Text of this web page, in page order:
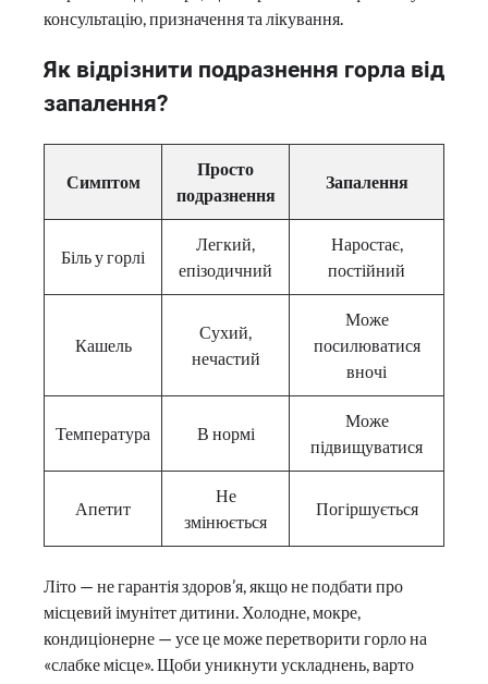
консультацію, призначення та лікування.
Як відрізнити подразнення горла від
запалення?
Симптом
Просто
подразнення
Запалення
Біль у горлі
Легкий,
епізодичний
Наростає,
постійний
Кашель
Сухий,
нечастий
Може
посилюватися
вночі
Температура В нормі
Може
підвищуватися
Апетит
Не
змінюється
Погіршується
Літо — не гарантія здоров’я, якщо не подбати про
місцевий імунітет дитини. Холодне, мокре,
кондиціонерне — усе це може перетворити горло на
«слабке місце». Щоби уникнути ускладнень, варто